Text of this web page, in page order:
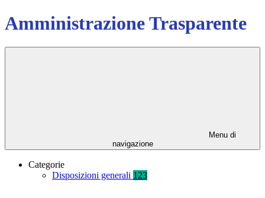
Amministrazione Trasparente
Menu di
navigazione
Categorie
Disposizioni generali 123